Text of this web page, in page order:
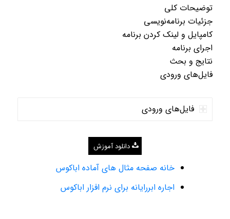
توضیحات کلی
جزئیات برنامه‌نویسی
کامپایل و لینک کردن برنامه
اجرای برنامه
نتایج و بحث
فایل‌های ورودی
فایل‌های ورودی
دانلود آموزش
خانه صفحه مثال های آماده اباکوس
اجاره ابررایانه برای نرم افزار اباکوس